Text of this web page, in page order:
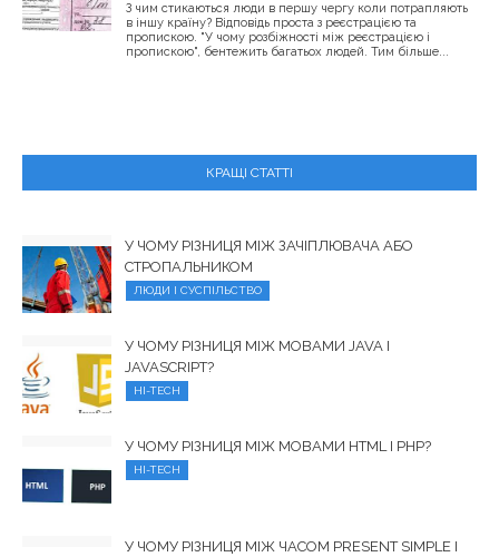
З чим стикаються люди в першу чергу коли потрапляють
в іншу країну? Відповідь проста з реєстрацією та
пропискою. "У чому розбіжності між реєстрацією і
пропискою", бентежить багатьох людей. Тим більше...
КРАЩІ СТАТТІ
У ЧОМУ РІЗНИЦЯ МІЖ ЗАЧІПЛЮВАЧА АБО
СТРОПАЛЬНИКОМ
ЛЮДИ І СУСПІЛЬСТВО
У ЧОМУ РІЗНИЦЯ МІЖ МОВАМИ JAVA І
JAVASCRIPT?
HI-TECH
У ЧОМУ РІЗНИЦЯ МІЖ МОВАМИ HTML І PHP?
HI-TECH
У ЧОМУ РІЗНИЦЯ МІЖ ЧАСОМ PRESENT SIMPLE І